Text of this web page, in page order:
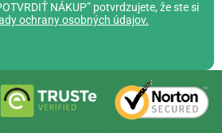
NÁKUP” potvrdzujete, že ste si
ochrany osobných údajov.